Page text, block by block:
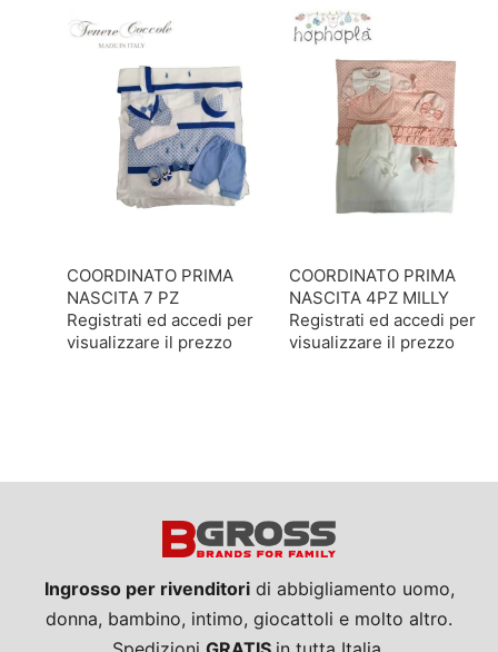
COORDINATO PRIMA
NASCITA 7 PZ
Registrati ed accedi per
visualizzare il prezzo
COORDINATO PRIMA
NASCITA 4PZ MILLY
Registrati ed accedi per
visualizzare il prezzo
Ingrosso per rivenditoridi abbigliamento uomo,
donna, bambino, intimo, giocattoli e molto altro.